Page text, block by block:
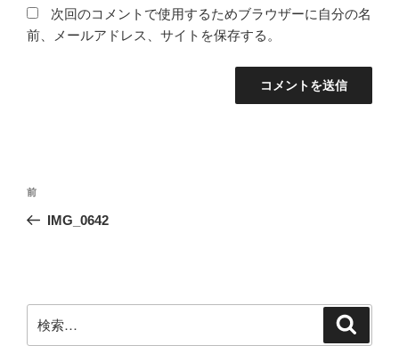
次回のコメントで使用するためブラウザーに自分の名
前、メールアドレス、サイトを保存する。
投
ナ
ー
シ
前
の
前
IMG_0642
索: